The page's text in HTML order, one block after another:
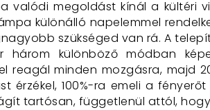
valódi megoldást kínál a
különálló napelemmel
szükséged van rá. A
három különböző módban
reagál minden mozgásra,
érzékel, 100%-ra emeli a
tartósan, függetlenül attól,